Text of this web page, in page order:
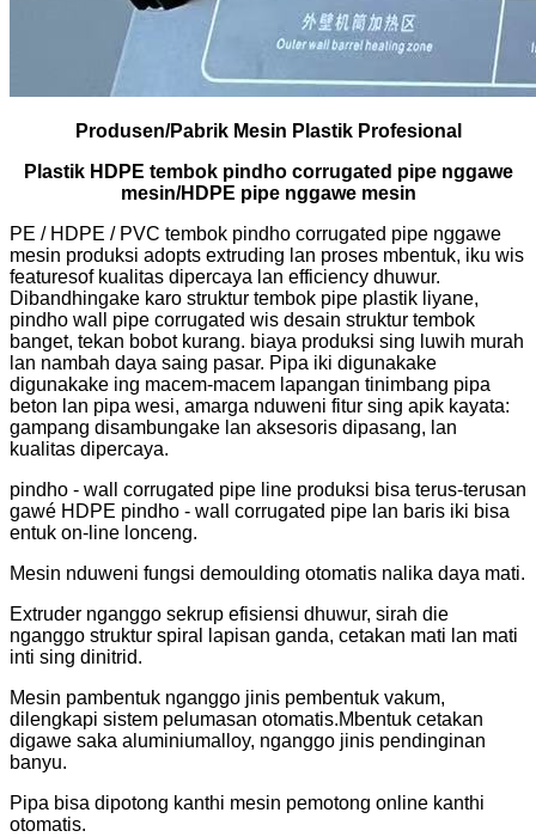
Produsen/Pabrik Mesin Plastik Profesional
Plastik HDPE tembok pindho corrugated pipe nggawe
mesin/HDPE pipe nggawe mesin
PE / HDPE / PVC tembok pindho corrugated pipe nggawe
mesin produksi adopts extruding lan proses mbentuk, iku wis
featuresof kualitas dipercaya lan efficiency dhuwur.
Dibandhingake karo struktur tembok pipe plastik liyane,
pindho wall pipe corrugated wis desain struktur tembok
banget, tekan bobot kurang. biaya produksi sing luwih murah
lan nambah daya saing pasar. Pipa iki digunakake
digunakake ing macem-macem lapangan tinimbang pipa
beton lan pipa wesi, amarga nduweni fitur sing apik kayata:
gampang disambungake lan aksesoris dipasang, lan
kualitas dipercaya.
pindho - wall corrugated pipe line produksi bisa terus-terusan
gawé HDPE pindho - wall corrugated pipe lan baris iki bisa
entuk on-line lonceng.
Mesin nduweni fungsi demoulding otomatis nalika daya mati.
Extruder nganggo sekrup efisiensi dhuwur, sirah die
nganggo struktur spiral lapisan ganda, cetakan mati lan mati
inti sing dinitrid.
Mesin pambentuk nganggo jinis pembentuk vakum,
dilengkapi sistem pelumasan otomatis.Mbentuk cetakan
digawe saka aluminiumalloy, nganggo jinis pendinginan
banyu.
Pipa bisa dipotong kanthi mesin pemotong online kanthi
otomatis.